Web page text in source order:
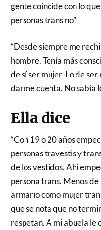
gente coincide con lo
personas trans no”.
“Desde siempre me
hombre. Tenía más
de sí ser mujer. Lo de
darme cuenta. No sabía
Ella dice
“Con 19 o 20 años
personas travestis y
de los vestidos. Ahí
persona trans. Menos de
armario como mujer
que se nota que no
respetan. A mi abuela le